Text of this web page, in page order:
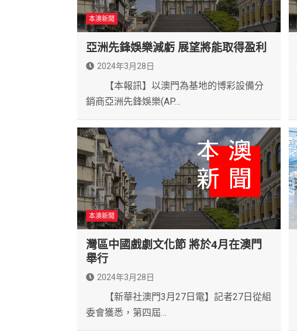
本澳新聞
亞洲先鋒娛樂減虧 展望將能取得盈利
2024年3月28日
【本報訊】以澳門為基地的博彩設備分
銷商亞洲先鋒娛樂(AP…
本澳新聞
灣區中國戲劇文化節 將於4月在澳門
舉行
2024年3月28日
【新華社澳門3月27日電】記者27日從組
委會獲悉，第四屆…